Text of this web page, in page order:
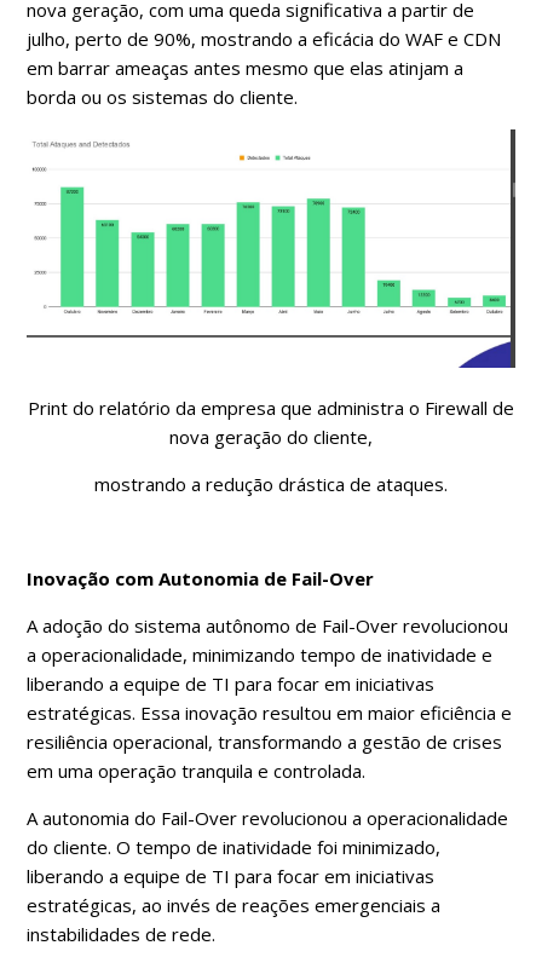
nova geração, com uma queda significativa a partir de
julho, perto de 90%, mostrando a eficácia do WAF e CDN
em barrar ameaças antes mesmo que elas atinjam a
borda ou os sistemas do cliente.
Print do relatório da empresa que administra o Firewall de
nova geração do cliente,
mostrando a redução drástica de ataques.
Inovação com Autonomia de Fail-Over
A adoção do sistema autônomo de Fail-Over revolucionou
a operacionalidade, minimizando tempo de inatividade e
liberando a equipe de TI para focar em iniciativas
estratégicas. Essa inovação resultou em maior eficiência e
resiliência operacional, transformando a gestão de crises
em uma operação tranquila e controlada.
A autonomia do Fail-Over revolucionou a operacionalidade
do cliente. O tempo de inatividade foi minimizado,
liberando a equipe de TI para focar em iniciativas
estratégicas, ao invés de reações emergenciais a
instabilidades de rede.